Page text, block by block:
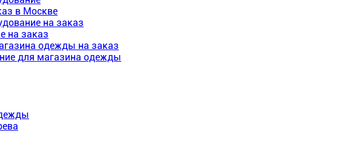
в Москве
на заказ
на заказ
одежды на заказ
для магазина одежды